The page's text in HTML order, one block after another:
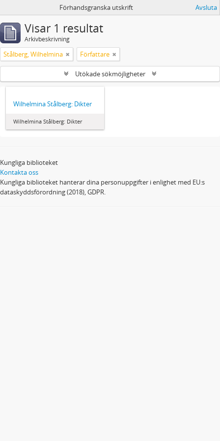
Förhandsgranska utskrift Avsluta
Visar 1 resultat
Arkivbeskrivning
Stålberg, Wilhelmina Författare
Utökade sökmöjligheter
Wilhelmina Stålberg: Dikter
Wilhelmina Stålberg: Dikter
Kungliga biblioteket
Kontakta oss
Kungliga biblioteket hanterar dina personuppgifter i enlighet med EU:s
dataskyddsförordning (2018), GDPR.